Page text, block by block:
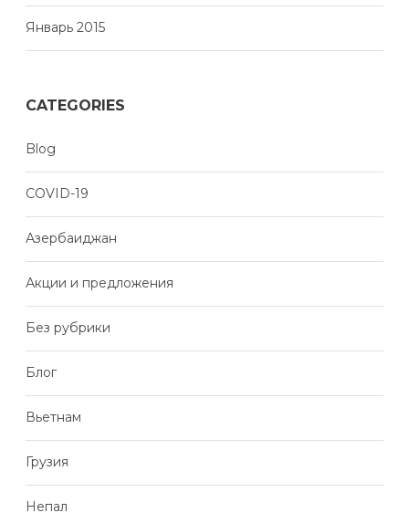
Январь 2015
CATEGORIES
Blog
COVID-19
Азербаиджан
Акции и предложения
Без рубрики
Блог
Вьетнам
Грузия
Непал